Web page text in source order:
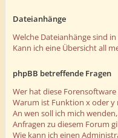
Dateianhänge
Welche Dateianhänge sind
Kann ich eine Übersicht all
phpBB betreffende Fragen
Wer hat diese
Warum ist Funktion x oder
An wen soll ich mich
Anfragen zu diesem Forum
Wie kann ich einen